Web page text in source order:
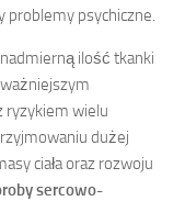
problemy psychiczne.
ilość tkanki
ryzykiem wielu
dużej
ciała oraz rozwoju
sercowo-